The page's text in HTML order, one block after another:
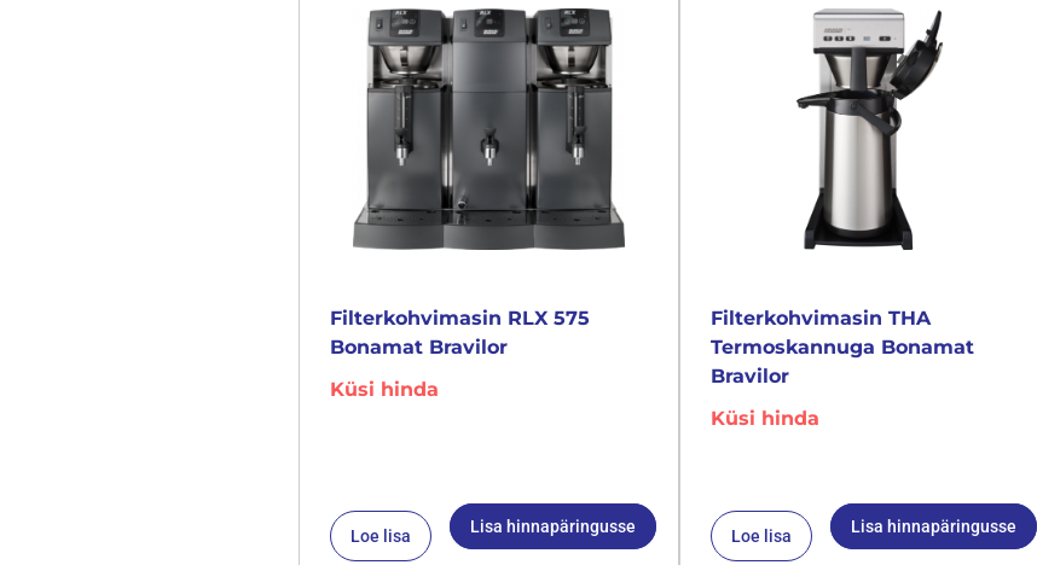
Filterkohvimasin RLX 575
Bonamat Bravilor
Küsi hinda
Loe lisa Lisa hinnapäringusse
Filterkohvimasin THA
Termoskannuga Bonamat
Bravilor
Küsi hinda
Loe lisa Lisa hinnapäringusse